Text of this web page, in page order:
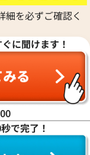
細を必ずご確認く
に聞けます！
で完了！